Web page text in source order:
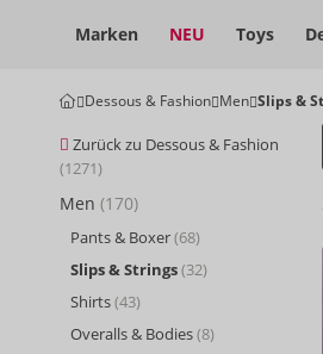
Marken NEU Toys
Dessous & Fashion Men Slips &
Zurück zu Dessous & Fashion
(1271)
Men (170)
Pants & Boxer(68)
Slips & Strings(32)
Shirts(43)
Overalls & Bodies(8)